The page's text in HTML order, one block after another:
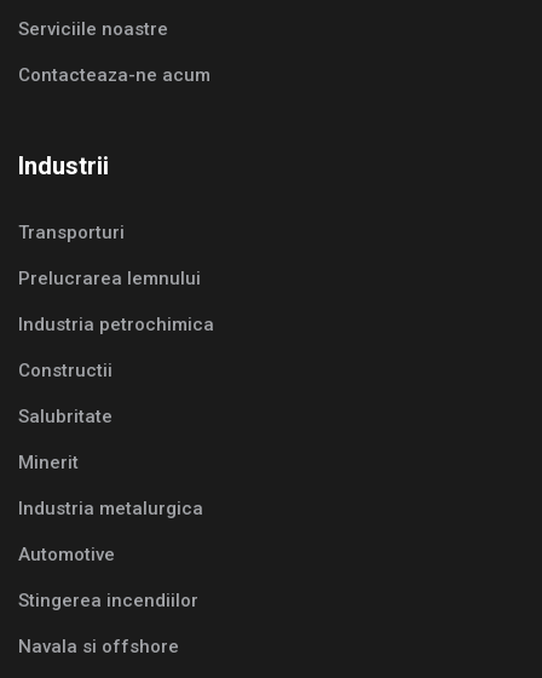
Serviciile noastre
Contacteaza-ne acum
Industrii
Transporturi
Prelucrarea lemnului
Industria petrochimica
Constructii
Salubritate
Minerit
Industria metalurgica
Automotive
Stingerea incendiilor
Navala si offshore